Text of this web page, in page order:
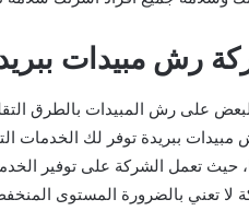
رش مبيدات
على رش المبيدات بالطرق
ببريدة توفر لك الخدمات
حيث تعمل الشركة على توفير
لا تعني بالضرورة المستوى